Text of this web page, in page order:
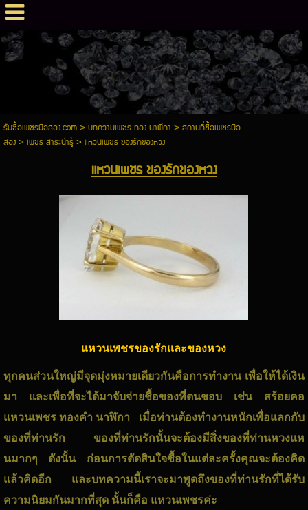
รับซื้อเพชรมือสอง.com> บทความเพชร ทอง นาฬิกา > สถานที่ซื้อเพชรมือ
สอง> เพชร สาระน่ารู้> แหวนเพชร ของรักของหวง
แหวนเพชร ของรักของหวง
แหวนเพชรของรักและของหวง
ทุกคนส่วนใหญ่มีจุดมุ่งหมายเดียวกันคือการทำงาน เพื่อให้ได้เงิน
มา และเพื่อที่จะได้มาจับจ่ายชื้อของที่ตนชอบ เช่น สร้อยคอ
แหวนเพชร ทองคำ นาฬิกา เมื่อท่านต้องทำงานหนักเพื่อแลกกับ
ของที่ท่านรัก ของที่ท่านรักนั้นจะต้องมีสิ่งของที่ท่านหวงแห
นมากๆ ดังนั้น ก่อนการตัดสินใจซื้อในแต่ละครั้งคุณจะต้องคิด
แล้วคิดอีก และบทความนี้เราจะมาพูดถึงของที่ท่านรักที่ได้รับ
ความนิยมกันมากที่สุด นั้นก็คือ แหวนเพชรค่ะ